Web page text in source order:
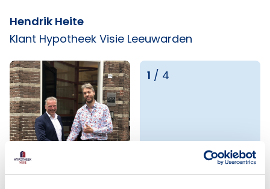
Hendrik Heite
Klant Hypotheek Visie Leeuwarden
1 / 4